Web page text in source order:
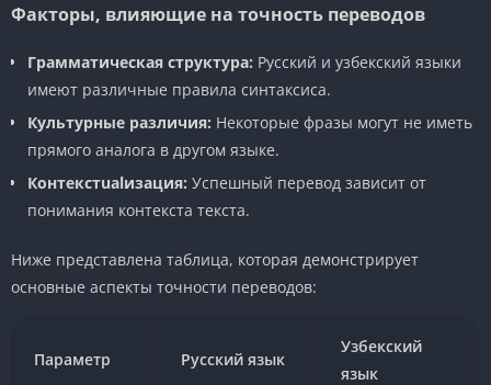
Факторы, влияющие на точность переводов
Грамматическая структура: Русский и узбекский языки
имеют различные правила синтаксиса.
Культурные различия: Некоторые фразы могут не иметь
прямого аналога в другом языке.
Контекстualизация: Успешный перевод зависит от
понимания контекста текста.
Ниже представлена таблица, которая демонстрирует
основные аспекты точности переводов:
Параметр Русский язык
Узбекский
язык